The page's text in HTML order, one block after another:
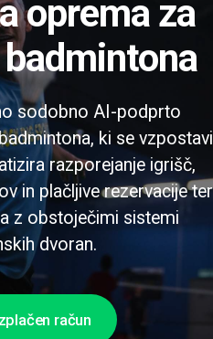
sodobno AI-podprto
ki se vzpostavi
razporejanje igrišč,
in plačljive rezervacije ter
z obstoječimi sistemi
dvoran.
račun